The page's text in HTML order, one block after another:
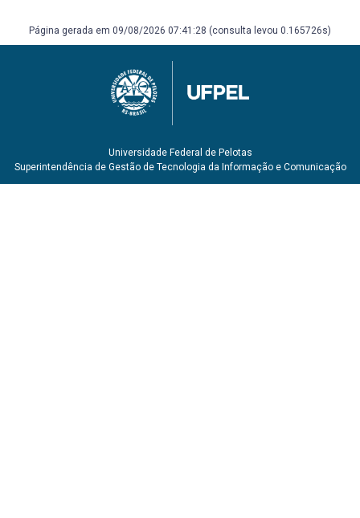
Página gerada em 09/08/2026 07:41:28 (consulta levou 0.165726s)
Universidade Federal de Pelotas
Superintendência de Gestão de Tecnologia da Informação e Comunicação